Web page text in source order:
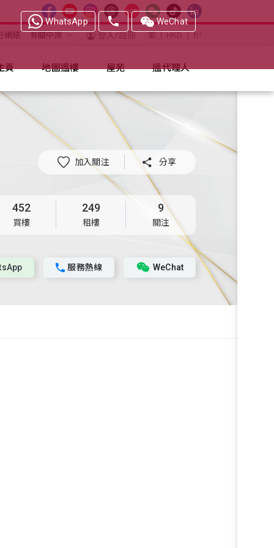
網絡 有關中原 登入/註冊 繁 HKD ft²
頁 地圖搵樓 屋苑 搵代理人
加入關注  分享
452
買樓
249
租樓
9
關注
WeChat
服務熱線
WhatsApp WeChat